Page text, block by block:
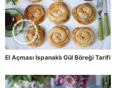
El Açması Ispanaklı Gül Böreği Tarifi